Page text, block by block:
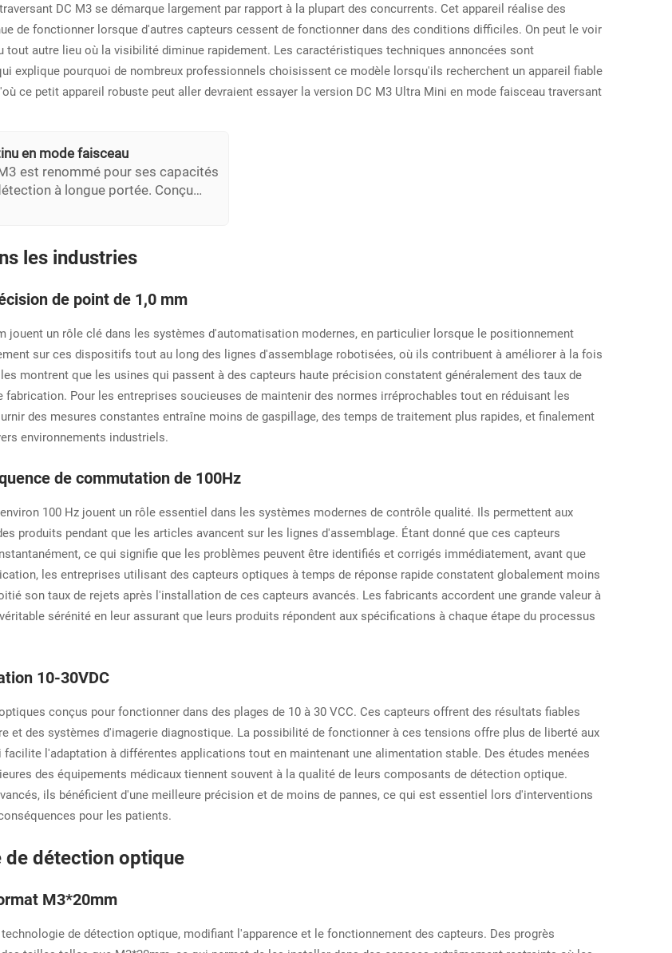
DC M3 se démarque largement par rapport à la plupart des concurrents. Cet appareil réalise des
de fonctionner lorsque d'autres capteurs cessent de fonctionner dans des conditions difficiles. On peut le voir
autre lieu où la visibilité diminue rapidement. Les caractéristiques techniques annoncées sont
explique pourquoi de nombreux professionnels choisissent ce modèle lorsqu'ils recherchent un appareil fiable
ce petit appareil robuste peut aller devraient essayer la version DC M3 Ultra Mini en mode faisceau traversant
en mode faisceau
est renommé pour ses capacités
à longue portée. Conçu
les industries
de point de 1,0 mm
jouent un rôle clé dans les systèmes d'automatisation modernes, en particulier lorsque le positionnement
sur ces dispositifs tout au long des lignes d'assemblage robotisées, où ils contribuent à améliorer à la fois
montrent que les usines qui passent à des capteurs haute précision constatent généralement des taux de
Pour les entreprises soucieuses de maintenir des normes irréprochables tout en réduisant les
des mesures constantes entraîne moins de gaspillage, des temps de traitement plus rapides, et finalement
environnements industriels.
de commutation de 100Hz
100 Hz jouent un rôle essentiel dans les systèmes modernes de contrôle qualité. Ils permettent aux
produits pendant que les articles avancent sur les lignes d'assemblage. Étant donné que ces capteurs
ce qui signifie que les problèmes peuvent être identifiés et corrigés immédiatement, avant que
les entreprises utilisant des capteurs optiques à temps de réponse rapide constatent globalement moins
son taux de rejets après l'installation de ces capteurs avancés. Les fabricants accordent une grande valeur à
sérénité en leur assurant que leurs produits répondent aux spécifications à chaque étape du processus
10-30VDC
conçus pour fonctionner dans des plages de 10 à 30 VCC. Ces capteurs offrent des résultats fiables
et des systèmes d'imagerie diagnostique. La possibilité de fonctionner à ces tensions offre plus de liberté aux
l'adaptation à différentes applications tout en maintenant une alimentation stable. Des études menées
des équipements médicaux tiennent souvent à la qualité de leurs composants de détection optique.
ils bénéficient d'une meilleure précision et de moins de pannes, ce qui est essentiel lors d'interventions
pour les patients.
de détection optique
M3*20mm
de détection optique, modifiant l'apparence et le fonctionnement des capteurs. Des progrès